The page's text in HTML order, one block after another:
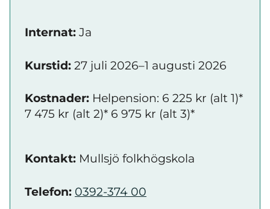
Internat: Ja
Kurstid: 27 juli 2026–1 augusti 2026
Kostnader: Helpension: 6 225 kr (alt 1)*
7 475 kr (alt 2)* 6 975 kr (alt 3)*
Kontakt: Mullsjö folkhögskola
Telefon: 0392-374 00